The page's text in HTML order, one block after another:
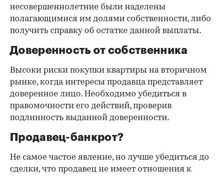
несовершеннолетние были наделены
полагающимися им долями собственности, либо
получить справку об остатке данной выплаты.
Доверенность от собственника
Высоки риски покупки квартиры на вторичном
рынке, когда интересы продавца представляет
доверенное лицо. Необходимо убедиться в
правомочности его действий, проверив
подлинность выданной доверенности.
Продавец-банкрот?
Не самое частое явление, но лучше убедиться до
сделки, что продавец не имеет отношения к